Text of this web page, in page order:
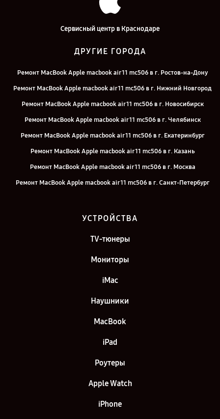
Сервисный центр в Краснодаре
ДРУГИЕ ГОРОДА
Ремонт MacBook Apple macbook air 11 mc506 в г. Ростов-на-Дону
Ремонт MacBook Apple macbook air 11 mc506 в г. Нижний Новгород
Ремонт MacBook Apple macbook air 11 mc506 в г. Новосибирск
Ремонт MacBook Apple macbook air 11 mc506 в г. Челябинск
Ремонт MacBook Apple macbook air 11 mc506 в г. Екатеринбург
Ремонт MacBook Apple macbook air 11 mc506 в г. Казань
Ремонт MacBook Apple macbook air 11 mc506 в г. Москва
Ремонт MacBook Apple macbook air 11 mc506 в г. Санкт-Петербург
УСТРОЙСТВА
TV-тюнеры
Мониторы
iMac
Наушники
MacBook
iPad
Роутеры
Apple Watch
iPhone